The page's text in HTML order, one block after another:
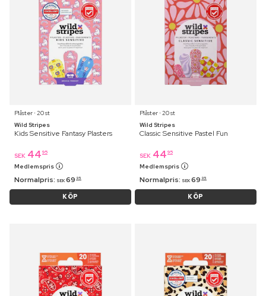
Plåster ⋅ 20 st
Wild Stripes
Kids Sensitive Fantasy Plasters
SEK 44 95
Medlemspris
Normalpris: SEK 69 95
KÖP
Plåster ⋅ 20 st
Wild Stripes
Classic Sensitive Pastel Fun
SEK 44 95
Medlemspris
Normalpris: SEK 69 95
KÖP